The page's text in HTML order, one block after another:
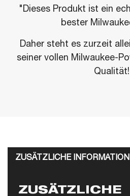
"Dieses Produkt ist ein
bester
Daher steht es zurzeit
seiner vollen Milwaukee-
ZUSÄTZLICHE
ZUSÄTZLICHE